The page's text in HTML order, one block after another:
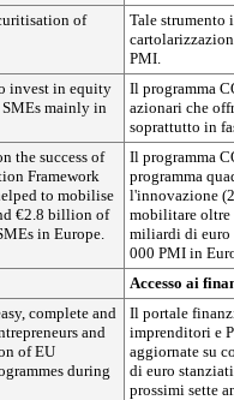
of
Tale strumento
PMI.
invest in equity
mainly in
Il programma
azionari che
soprattutto in
the success of
Framework
to mobilise
€2.8 billion of
in Europe.
Il programma
programma
l'innovazione
mobilitare oltre
miliardi di euro
000 PMI in
Accesso ai
complete and
and
of EU
during
Il portale
imprenditori e
aggiornate su
di euro
prossimi sette